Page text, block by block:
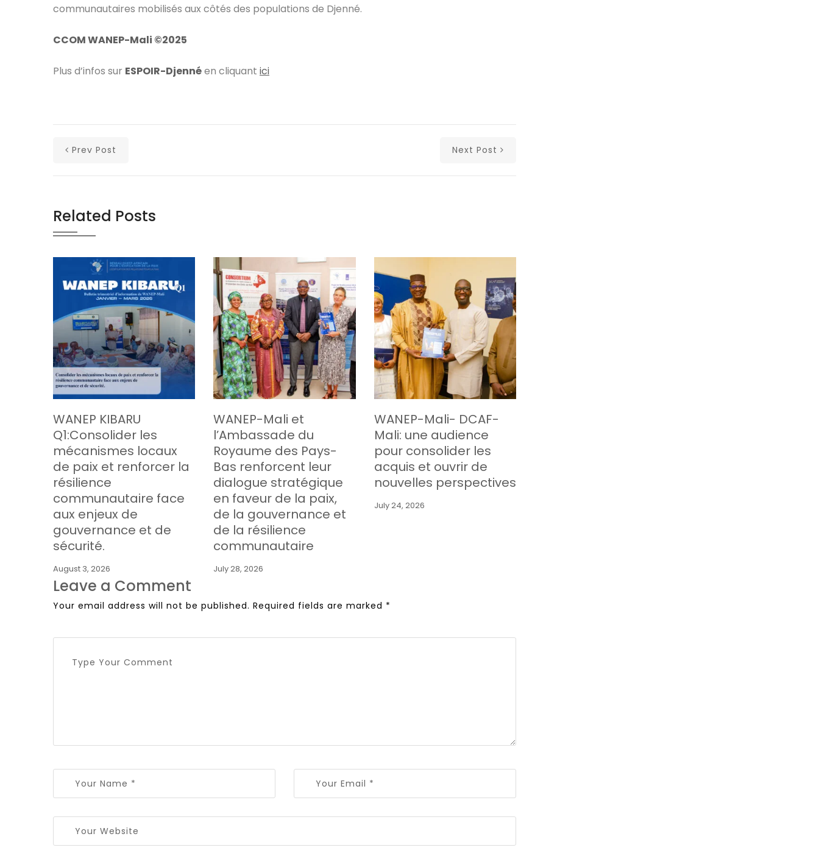
communautaires mobilisés aux côtés des populations de Djenné.
CCOM WANEP-Mali ©2025
Plus d’infos sur ESPOIR-Djennéen cliquant ici
Prev Post Next Post
Related Posts
WANEP KIBARU
Q1:Consolider les
mécanismes locaux
de paix et renforcer la
résilience
communautaire face
aux enjeux de
gouvernance et de
sécurité.
August 3, 2026
WANEP-Mali et
l’Ambassade du
Royaume des Pays-
Bas renforcent leur
dialogue stratégique
en faveur de la paix,
de la gouvernance et
de la résilience
communautaire
July 28, 2026
WANEP-Mali- DCAF-
Mali: une audience
pour consolider les
acquis et ouvrir de
nouvelles perspectives
July 24, 2026
Leave a Comment
Your email address will not be published. Required fields are marked *